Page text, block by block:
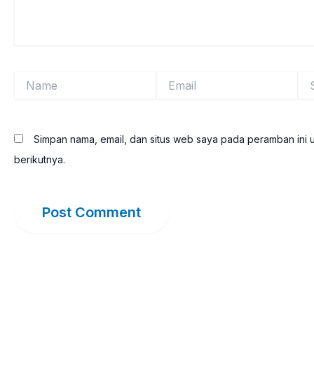
Simpan nama, email, dan situs web saya pada peramban ini
berikutnya.